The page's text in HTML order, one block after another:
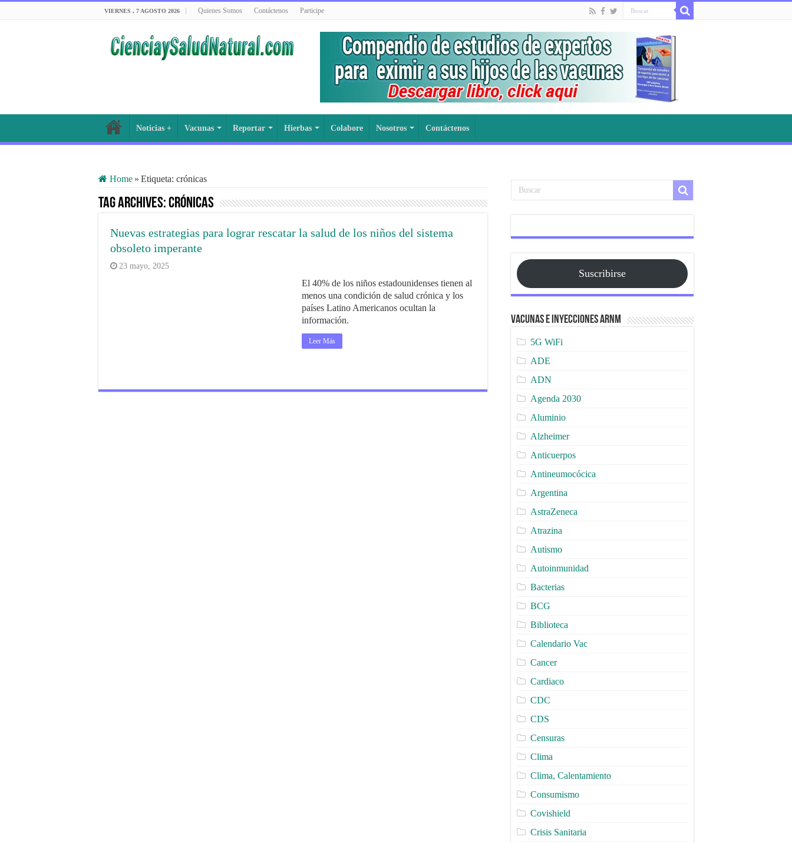
VIERNES , 7 AGOSTO 2026 Quienes Somos Contáctenos Participe
Noticias + Vacunas Reportar Hierbas Colabore Nosotros Contáctenos
Home » Etiqueta: crónicas
Tag Archives:crónicas
Nuevas estrategias para lograr rescatar la salud de los niños del sistema
obsoleto imperante
23 mayo, 2025
El 40% de los niños estadounidenses tienen al
menos una condición de salud crónica y los
países Latino Americanos ocultan la
información.
Leer Más
Suscribirse
Vacunas e Inyecciones ARNm
5G WiFi
ADE
ADN
Agenda 2030
Aluminio
Alzheimer
Anticuerpos
Antineumocócica
Argentina
AstraZeneca
Atrazina
Autismo
Autoinmunidad
Bacterias
BCG
Biblioteca
Calendario Vac
Cancer
Cardiaco
CDC
CDS
Censuras
Clima
Clima, Calentamiento
Consumismo
Covishield
Crisis Sanitaria